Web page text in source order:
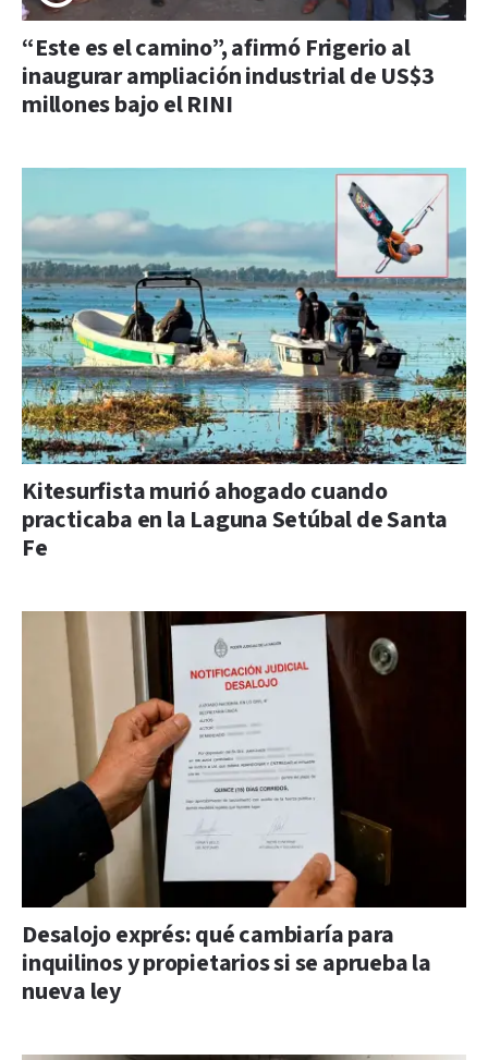
“Este es el camino”, afirmó Frigerio al
inaugurar ampliación industrial de US$3
millones bajo el RINI
Kitesurfista murió ahogado cuando
practicaba en la Laguna Setúbal de Santa
Fe
Desalojo exprés: qué cambiaría para
inquilinos y propietarios si se aprueba la
nueva ley